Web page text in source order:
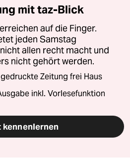
mit taz-Blick
auf die Finger.
jeden Samstag
allen recht macht und
nicht gehört werden.
Zeitung frei Haus
inkl. Vorlesefunktion